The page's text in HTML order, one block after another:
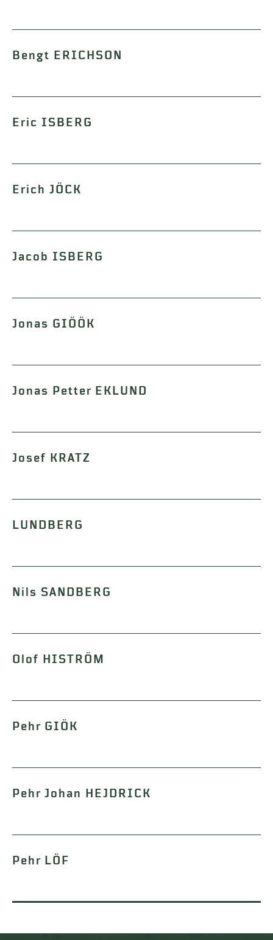
Bengt ERICHSON
Eric ISBERG
Erich JÖCK
Jacob ISBERG
Jonas GIÖÖK
Jonas Petter EKLUND
Josef KRATZ
LUNDBERG
Nils SANDBERG
Olof HISTRÖM
Pehr GIÖK
Pehr Johan HEJDRICK
Pehr LÖF